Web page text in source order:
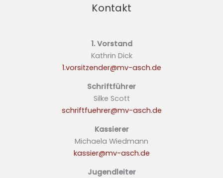
Kontakt
1. Vorstand
Kathrin Dick
1.vorsitzender@mv-asch.de
Schriftführer
Silke Scott
schriftfuehrer@mv-asch.de
Kassierer
Michaela Wiedmann
kassier@mv-asch.de
Jugendleiter